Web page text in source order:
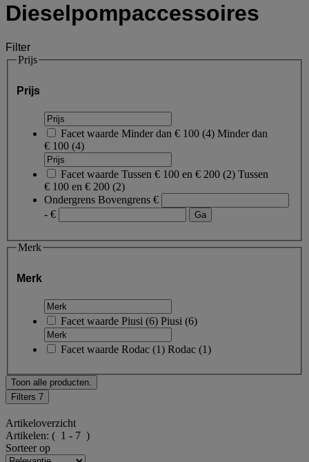
Dieselpompaccessoires
Filter
Prijs
Prijs
Facet waarde Minder dan € 100 (4) Minder dan
€ 100 (4)
Facet waarde Tussen € 100 en € 200 (2) Tussen
€ 100 en € 200 (2)
Ondergrens Bovengrens €
- €
Merk
Merk
Facet waarde Piusi (6) Piusi (6)
Facet waarde Rodac (1) Rodac (1)
Toon alle producten.
Filters 7
Artikeloverzicht
Artikelen: ( 1 - 7 )
Sorteer op